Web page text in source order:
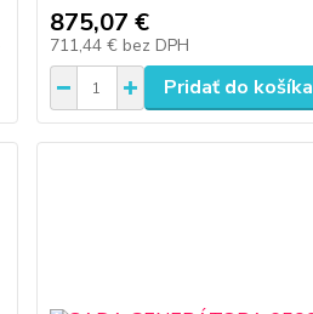
875,07 €
711,44 € bez DPH
Pridať do košíka